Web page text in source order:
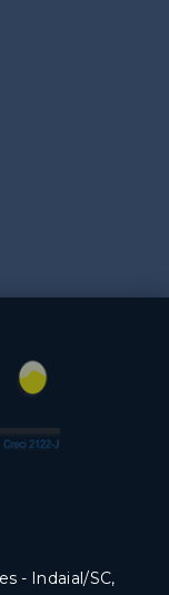
- Indaial/SC,